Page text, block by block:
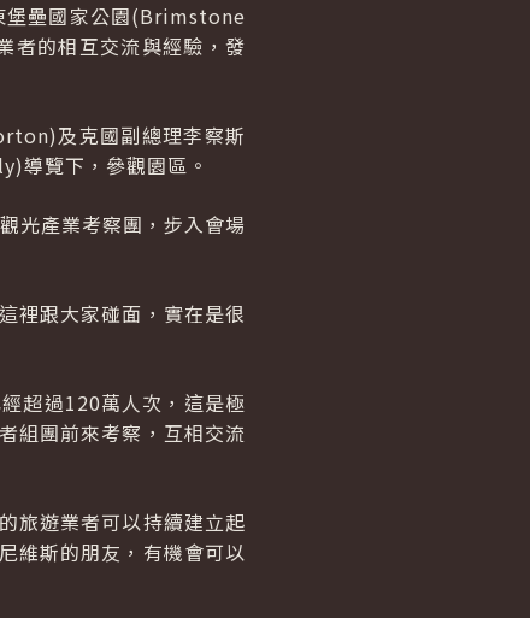
堡壘國家公園(Brimstone
的相互交流與經驗，發
及克國副總理李察斯
導覽下，參觀園區。
光產業考察團，步入會場
裡跟大家碰面，實在是很
超過120萬人次，這是極
組團前來考察，互相交流
旅遊業者可以持續建立起
維斯的朋友，有機會可以